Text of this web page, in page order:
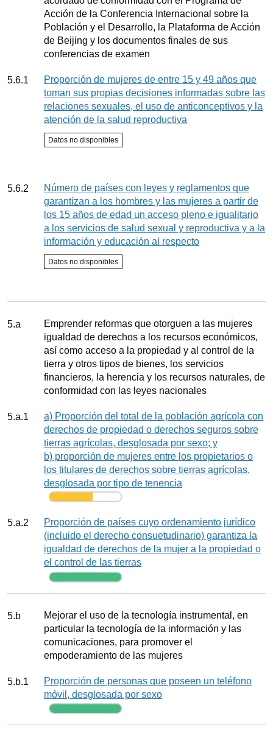
Acción de la Conferencia Internacional sobre la
Población y el Desarrollo, la Plataforma de Acción
de Beijing y los documentos finales de sus
conferencias de examen
Indicador
5.6.1
Proporción de mujeres de entre 15 y 49 años que
toman sus propias decisiones informadas sobre las
relaciones sexuales, el uso de anticonceptivos y la
atención de la salud reproductiva
Estado del indicador
Datos no disponibles
Indicador
5.6.2
Número de países con leyes y reglamentos que
garantizan a los hombres y las mujeres a partir de
los 15 años de edad un acceso pleno e igualitario
a los servicios de salud sexual y reproductiva y a la
información y educación al respecto
Estado del indicador
Datos no disponibles
Meta
5.a
Emprender reformas que otorguen a las mujeres
igualdad de derechos a los recursos económicos,
así como acceso a la propiedad y al control de la
tierra y otros tipos de bienes, los servicios
financieros, la herencia y los recursos naturales, de
conformidad con las leyes nacionales
Indicador
5.a.1
a) Proporción del total de la población agrícola con
derechos de propiedad o derechos seguros sobre
tierras agrícolas, desglosada por sexo; y
b) proporción de mujeres entre los propietarios o
los titulares de derechos sobre tierras agrícolas,
desglosada por tipo de tenencia
Seguimiento
Indicador
5.a.2
Proporción de países cuyo ordenamiento jurídico
(incluido el derecho consuetudinario) garantiza la
igualdad de derechos de la mujer a la propiedad o
el control de las tierras
Seguimiento
Meta
5.b
Mejorar el uso de la tecnología instrumental, en
particular la tecnología de la información y las
comunicaciones, para promover el
empoderamiento de las mujeres
Indicador
5.b.1
Proporción de personas que poseen un teléfono
móvil, desglosada por sexo
Seguimiento